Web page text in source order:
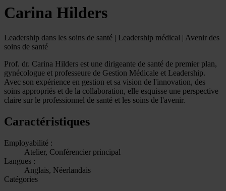
Carina Hilders
Leadership dans les soins de santé | Leadership médical | Avenir des
soins de santé
Prof. dr. Carina Hilders est une dirigeante de santé de premier plan,
gynécologue et professeure de Gestion Médicale et Leadership.
Avec son expérience en gestion et sa vision de l'innovation, des
soins appropriés et de la collaboration, elle esquisse une perspective
claire sur le professionnel de santé et les soins de l'avenir.
Caractéristiques
Employabilité :
Atelier, Conférencier principal
Langues :
Anglais, Néerlandais
Catégories